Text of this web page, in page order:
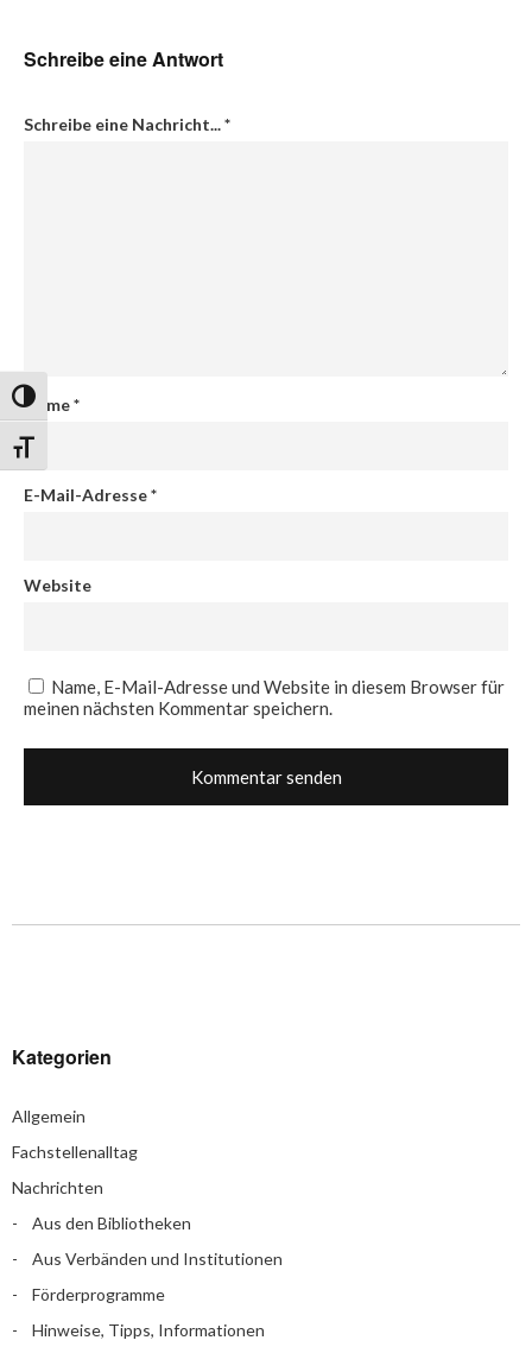
Umschalten auf hohe Kontraste
Schrift vergrößern
Schreibe eine Antwort
Schreibe eine Nachricht...*
Name*
E-Mail-Adresse*
Website
Name, E-Mail-Adresse und Website in diesem Browser für
meinen nächsten Kommentar speichern.
Kategorien
Allgemein
Fachstellenalltag
Nachrichten
Aus den Bibliotheken
Aus Verbänden und Institutionen
Förderprogramme
Hinweise, Tipps, Informationen